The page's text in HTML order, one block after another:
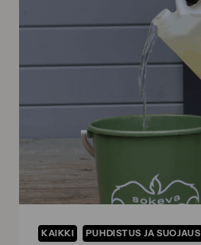
KAIKKI PUHDISTUS JA SUOJAUS